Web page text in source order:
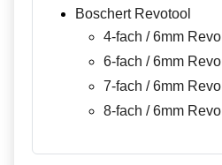
Boschert Revotool
4-fach / 6mm Revo
6-fach / 6mm Revo
7-fach / 6mm Revo
8-fach / 6mm Revo